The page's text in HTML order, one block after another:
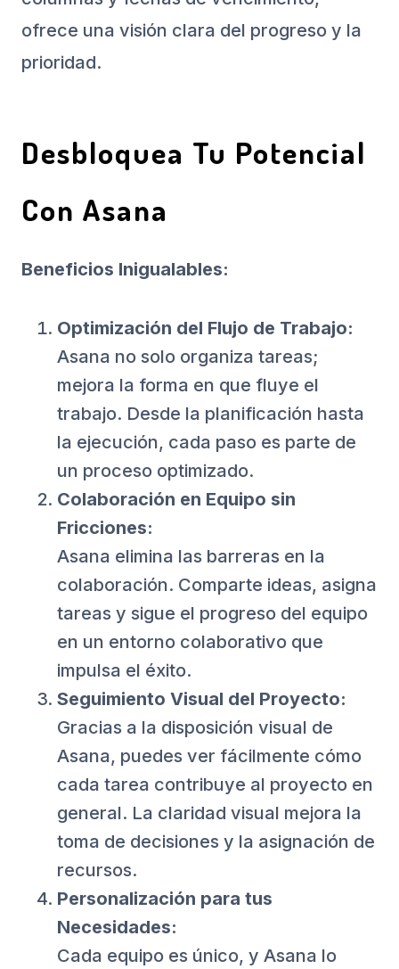
ofrece una visión clara del progreso y la
prioridad.
Desbloquea Tu Potencial
Con Asana
Beneficios Inigualables:
Optimización del Flujo de Trabajo:
Asana no solo organiza tareas;
mejora la forma en que fluye el
trabajo. Desde la planificación hasta
la ejecución, cada paso es parte de
un proceso optimizado.
Colaboración en Equipo sin
Fricciones:
Asana elimina las barreras en la
colaboración. Comparte ideas, asigna
tareas y sigue el progreso del equipo
en un entorno colaborativo que
impulsa el éxito.
Seguimiento Visual del Proyecto:
Gracias a la disposición visual de
Asana, puedes ver fácilmente cómo
cada tarea contribuye al proyecto en
general. La claridad visual mejora la
toma de decisiones y la asignación de
recursos.
Personalización para tus
Necesidades:
Cada equipo es único, y Asana lo